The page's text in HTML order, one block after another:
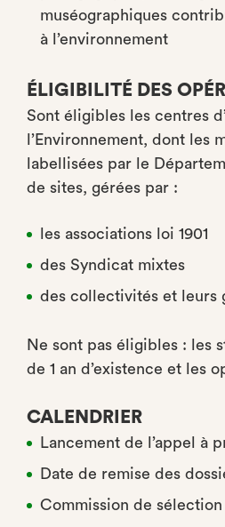
muséographiques
à l’environnement
ÉLIGIBILITÉ DES
Sont éligibles les centres
l’Environnement, dont les
labellisées par le
de sites, gérées par :
les associations loi 1901
des Syndicat mixtes
des collectivités et leurs
Ne sont pas éligibles : les
de 1 an d’existence et les
CALENDRIER
Lancement de l’appel à
Date de remise des
Commission de